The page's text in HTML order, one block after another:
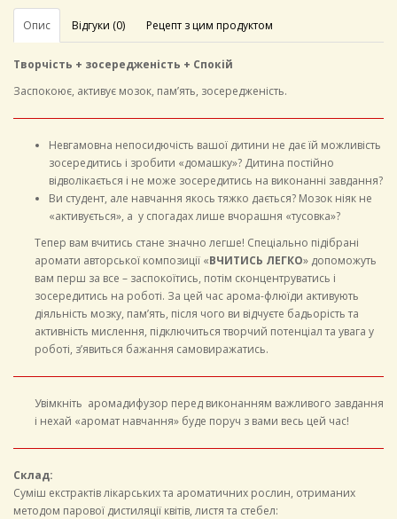
Опис Відгуки (0) Рецепт з цим продуктом
Творчість + зосередженість + Спокій
Заспокоює, активує мозок, пам’ять, зосередженість.
Невгамовна непосидючість вашої дитини не дає їй можливість
зосередитись і зробити «домашку»? Дитина постійно
відволікається і не може зосередитись на виконанні завдання?
Ви студент, але навчання якось тяжко дається? Мозок ніяк не
«активується», а у спогадах лише вчорашня «тусовка»?
Тепер вам вчитись стане значно легше! Спеціально підібрані
аромати авторської композиції «ВЧИТИСЬ ЛЕГКО» допоможуть
вам перш за все – заспокоїтись, потім сконцентруватись і
зосередитись на роботі. За цей час арома-флюїди активують
діяльність мозку, пам’ять, після чого ви відчуєте бадьорість та
активність мислення, підключиться творчий потенціал та увага у
роботі, з’явиться бажання самовиражатись.
Увімкніть аромадифузор перед виконанням важливого завдання
і нехай «аромат навчання» буде поруч з вами весь цей час!
Склад:
Суміш екстрактів лікарських та ароматичних рослин, отриманих
методом парової дистиляції квітів, листя та стебел: